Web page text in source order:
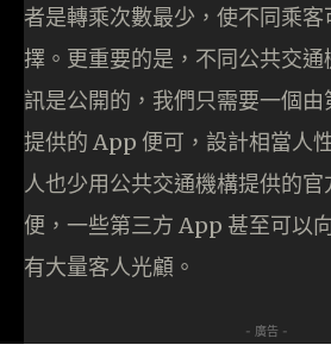
者是轉乘次數最少，使不同乘
擇。更重要的是，不同公共交
訊是公開的，我們只需要一個
提供的 App 便可，設計相當人
人也少用公共交通機構提供的
便，一些第三方 App 甚至可以
有大量客人光顧。
- 廣告 -